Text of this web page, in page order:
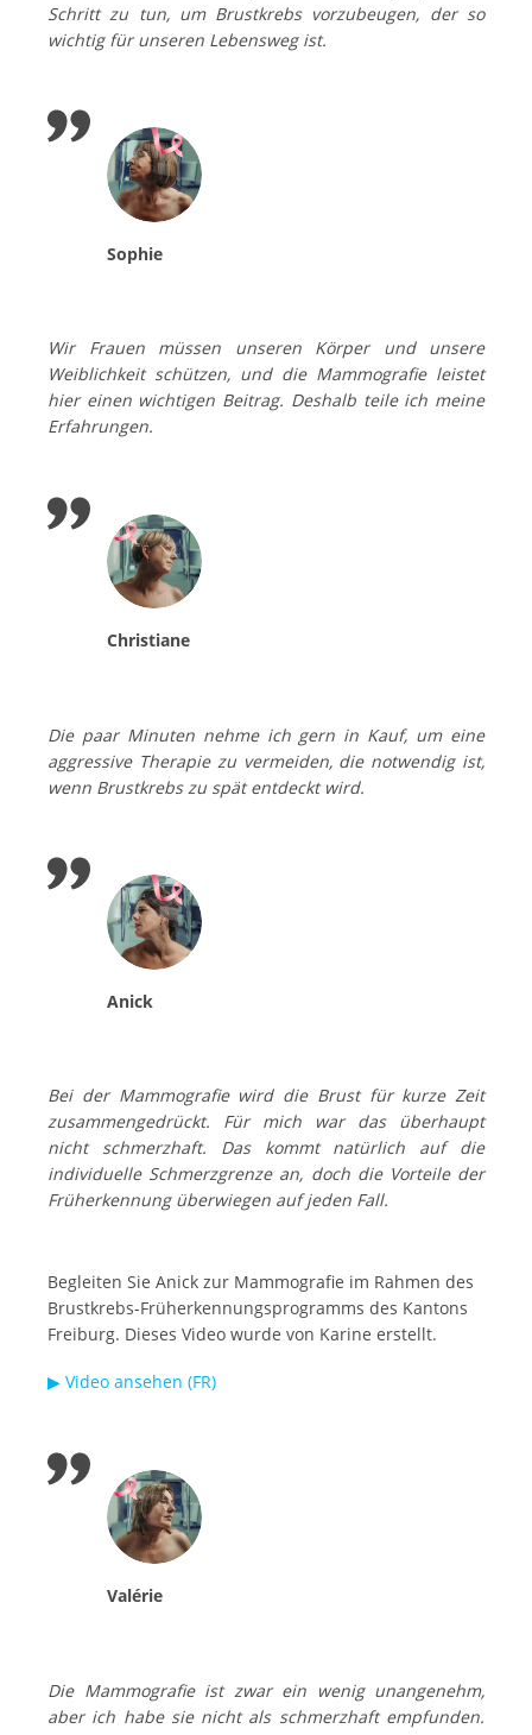
Schritt zu tun, um Brustkrebs vorzubeugen, der so
wichtig für unseren Lebensweg ist.
Sophie
Wir Frauen müssen unseren Körper und unsere
Weiblichkeit schützen, und die Mammografie leistet
hier einen wichtigen Beitrag. Deshalb teile ich meine
Erfahrungen.
Christiane
Die paar Minuten nehme ich gern in Kauf, um eine
aggressive Therapie zu vermeiden, die notwendig ist,
wenn Brustkrebs zu spät entdeckt wird.
Anick
Bei der Mammografie wird die Brust für kurze Zeit
zusammengedrückt. Für mich war das überhaupt
nicht schmerzhaft. Das kommt natürlich auf die
individuelle Schmerzgrenze an, doch die Vorteile der
Früherkennung überwiegen auf jeden Fall.
Begleiten Sie Anick zur Mammografie im Rahmen des
Brustkrebs-Früherkennungsprogramms des Kantons
Freiburg. Dieses Video wurde von Karine erstellt.
▶ Video ansehen (FR)
Valérie
Die Mammografie ist zwar ein wenig unangenehm,
aber ich habe sie nicht als schmerzhaft empfunden.